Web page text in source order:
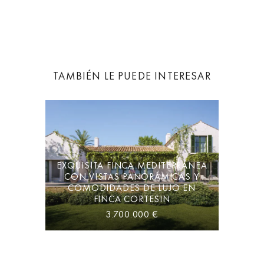
TAMBIÉN LE PUEDE INTERESAR
EXQUISITA FINCA MEDITERRÁNEA
CON VISTAS PANORÁMICAS Y
COMODIDADES DE LUJO EN
FINCA CORTESIN
3.700.000 €